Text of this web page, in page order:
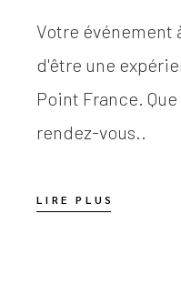
Votre événement
d'être une
Point France.
rendez-vous..
LIRE PLUS